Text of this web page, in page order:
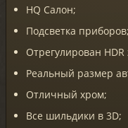
HQ Салон;
Подсветка приборов;
Отрегулирован
Реальный размер
Отличный хром;
Все шильдики в 3D;